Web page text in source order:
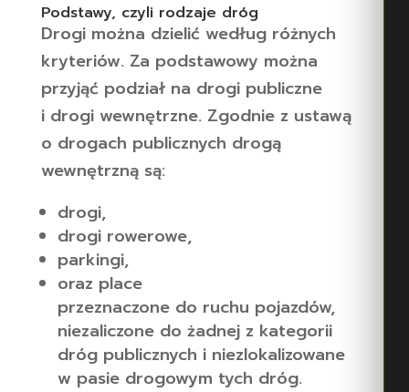
Podstawy, czyli rodzaje dróg
Drogi można dzielić według różnych
kryteriów. Za podstawowy można
przyjąć podział na drogi publiczne
i drogi wewnętrzne. Zgodnie z ustawą
o drogach publicznych drogą
wewnętrzną są:
drogi,
drogi rowerowe,
parkingi,
oraz place
przeznaczone do ruchu pojazdów,
niezaliczone do żadnej z kategorii
dróg publicznych i niezlokalizowane
w pasie drogowym tych dróg.